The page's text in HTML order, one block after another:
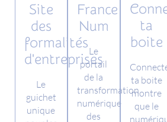
Site
des
formalités
d'entreprises
Le
guichet
unique
France
Num
Le
portail
de la
transformation
numérique
des
ta
boite
ta boite
montre
que le